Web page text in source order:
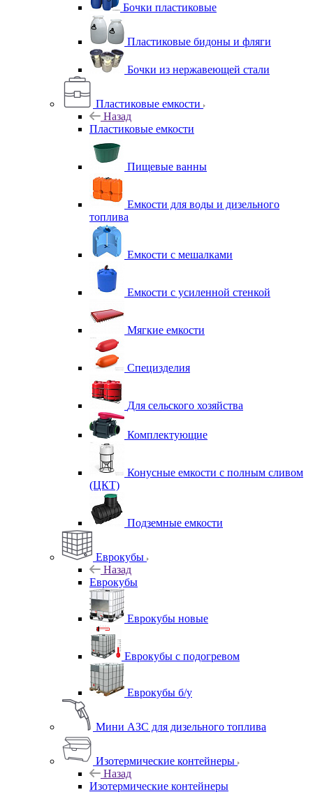
Бочки пластиковые
Пластиковые бидоны и фляги
Бочки из нержавеющей стали
Пластиковые емкости
Назад
Пластиковые емкости
Пищевые ванны
Емкости для воды и дизельного
топлива
Емкости с мешалками
Емкости с усиленной стенкой
Мягкие емкости
Специзделия
Для сельского хозяйства
Комплектующие
Конусные емкости с полным сливом
(ЦКТ)
Подземные емкости
Еврокубы
Назад
Еврокубы
Еврокубы новые
Еврокубы с подогревом
Еврокубы б/у
Мини АЗС для дизельного топлива
Изотермические контейнеры
Назад
Изотермические контейнеры